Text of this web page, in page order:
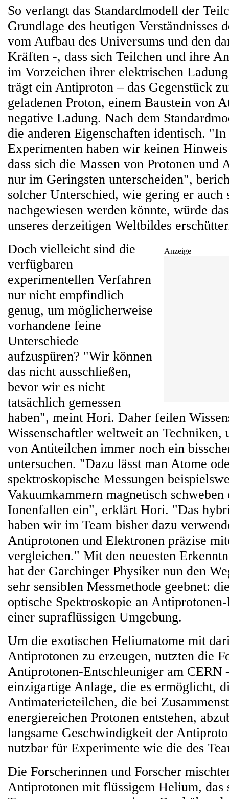
So verlangt das Standardmodell der
Grundlage des heutigen Verständnisses
vom Aufbau des Universums und den
Kräften -, dass sich Teilchen und ihre
im Vorzeichen ihrer elektrischen
trägt ein Antiproton – das Gegenstück
geladenen Proton, einem Baustein von
negative Ladung. Nach dem
die anderen Eigenschaften identisch.
Experimenten haben wir keinen
dass sich die Massen von Protonen und
nur im Geringsten unterscheiden",
solcher Unterschied, wie gering er auch
nachgewiesen werden könnte, würde
unseres derzeitigen Weltbildes
Anzeige
Doch vielleicht sind die
verfügbaren
experimentellen Verfahren
nur nicht empfindlich
genug, um möglicherweise
vorhandene feine
Unterschiede
aufzuspüren? "Wir können
das nicht ausschließen,
bevor wir es nicht
tatsächlich gemessen
haben", meint Hori. Daher feilen
Wissenschaftler weltweit an Techniken,
von Antiteilchen immer noch ein
untersuchen. "Dazu lässt man Atome
spektroskopische Messungen
Vakuumkammern magnetisch
Ionenfallen ein", erklärt Hori. "Das
haben wir im Team bisher dazu
Antiprotonen und Elektronen präzise
vergleichen." Mit den neuesten
hat der Garchinger Physiker nun den
sehr sensiblen Messmethode geebnet:
optische Spektroskopie an
einer supraflüssigen Umgebung.
Um die exotischen Heliumatome mit
Antiprotonen zu erzeugen, nutzten die
Antiprotonen-Entschleuniger am CERN
einzigartige Anlage, die es ermöglicht,
Antimaterieteilchen, die bei
energiereichen Protonen entstehen,
langsame Geschwindigkeit der
nutzbar für Experimente wie die des
Die Forscherinnen und Forscher
Antiprotonen mit flüssigem Helium, das